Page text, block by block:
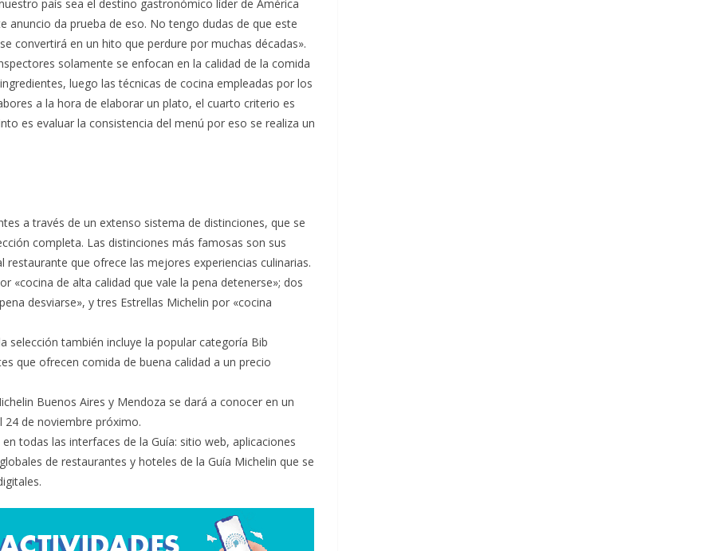
país sea el destino gastronómico líder de América
da prueba de eso. No tengo dudas de que este
convertirá en un hito que perdure por muchas décadas».
solamente se enfocan en la calidad de la comida
luego las técnicas de cocina empleadas por los
a la hora de elaborar un plato, el cuarto criterio es
es evaluar la consistencia del menú por eso se realiza un
a través de un extenso sistema de distinciones, que se
completa. Las distinciones más famosas son sus
que ofrece las mejores experiencias culinarias.
«cocina de alta calidad que vale la pena detenerse»; dos
desviarse», y tres Estrellas Michelin por «cocina
selección también incluye la popular categoría Bib
que ofrecen comida de buena calidad a un precio
Buenos Aires y Mendoza se dará a conocer en un
24 de noviembre próximo.
todas las interfaces de la Guía: sitio web, aplicaciones
de restaurantes y hoteles de la Guía Michelin que se